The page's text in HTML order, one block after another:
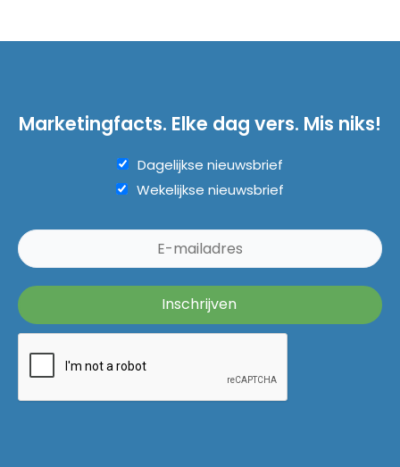
Marketingfacts. Elke dag vers. Mis niks!
Dagelijkse nieuwsbrief
Wekelijkse nieuwsbrief